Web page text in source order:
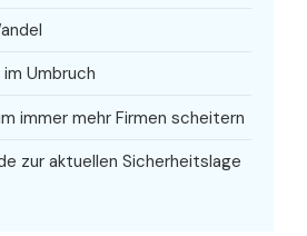
Umbruch
immer mehr Firmen scheitern
zur aktuellen Sicherheitslage